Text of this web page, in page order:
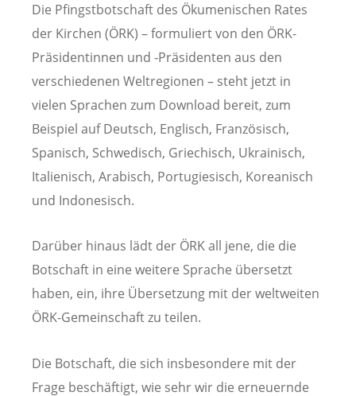
Die Pfingstbotschaft des Ökumenischen Rates
der Kirchen (ÖRK) – formuliert von den ÖRK-
Präsidentinnen und ‑Präsidenten aus den
verschiedenen Weltregionen – steht jetzt in
vielen Sprachen zum Download bereit, zum
Beispiel auf Deutsch, Englisch, Französisch,
Spanisch, Schwedisch, Griechisch, Ukrainisch,
Italienisch, Arabisch, Portugiesisch, Koreanisch
und Indonesisch.
Darüber hinaus lädt der ÖRK all jene, die die
Botschaft in eine weitere Sprache übersetzt
haben, ein, ihre Übersetzung mit der weltweiten
ÖRK-Gemeinschaft zu teilen.
Die Botschaft, die sich insbesondere mit der
Frage beschäftigt, wie sehr wir die erneuernde